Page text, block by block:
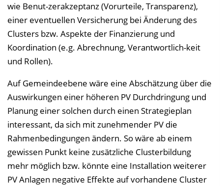
wie Benut-zerakzeptanz (Vorurteile, Transparenz),
einer eventuellen Versicherung bei Änderung des
Clusters bzw. Aspekte der Finanzierung und
Koordination (e.g. Abrechnung, Verantwortlich-keit
und Rollen).
Auf Gemeindeebene wäre eine Abschätzung über die
Auswirkungen einer höheren PV Durchdringung und
Planung einer solchen durch einen Strategieplan
interessant, da sich mit zunehmender PV die
Rahmenbedingungen ändern. So wäre ab einem
gewissen Punkt keine zusätzliche Clusterbildung
mehr möglich bzw. könnte eine Installation weiterer
PV Anlagen negative Effekte auf vorhandene Cluster